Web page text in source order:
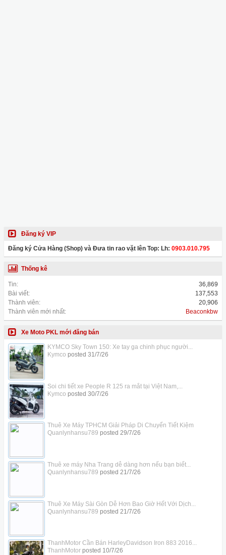
Đăng ký VIP
Đăng ký Cửa Hàng (Shop) và Đưa tin rao vặt lên Top: Lh: 0903.010.795
Thống kê
Tin:
36,869
Bài viết:
137,553
Thành viên:
20,906
Thành viên mới nhất:
Beaconkbw
Xe Moto PKL mới đăng bán
KYMCO Sky Town 150: Xe tay ga chinh phục người...
Kymco posted 31/7/26
Soi chi tiết xe People R 125 ra mắt tại Việt Nam,...
Kymco posted 30/7/26
Thuê Xe Máy TPHCM Giải Pháp Di Chuyển Tiết Kiệm
Quanlynhansu789 posted 29/7/26
Thuê xe máy Nha Trang dễ dàng hơn nếu bạn biết...
Quanlynhansu789 posted 21/7/26
Thuê Xe Máy Sài Gòn Dễ Hơn Bao Giờ Hết Với Dịch...
Quanlynhansu789 posted 21/7/26
ThanhMotor Cần Bán HarleyDavidson Iron 883 2016...
ThanhMotorposted 10/7/26